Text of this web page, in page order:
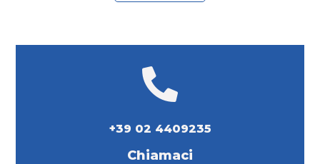

Chiamaci
+39 02 4409235